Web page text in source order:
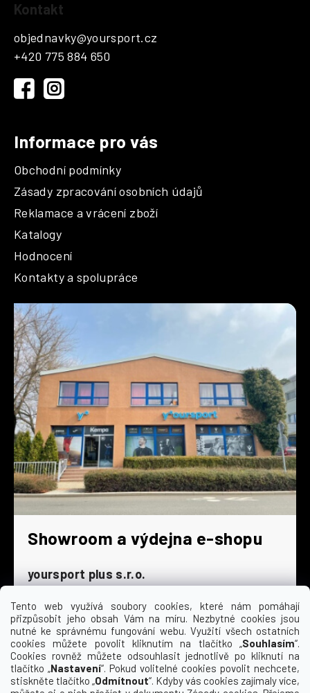
Tento web využívá soubory cookies, které nám pomáhají
přizpůsobit jeho obsah Vám na míru. Nezbytné cookies jsou
nutné ke správnému fungování webu. Využití všech ostatních
cookies můžete povolit kliknutím na tlačítko „Souhlasím“.
Cookies rovněž můžete odsouhlasit jednotlivě po kliknutí na
tlačítko „Nastavení“. Pokud volitelné cookies povolit nechcete,
stiskněte tlačítko „Odmítnout“. Kdyby vás cookies zajímaly více,
Kontakt
objednavky@yoursport.cz
+420 775 884 650
Informace pro vás
Obchodní podmínky
Zásady zpracování osobních údajů
Reklamace a vrácení zboží
Katalogy
Hodnocení
Kontakty a spolupráce
Showroom a výdejna e-shopu
yoursport plus s.r.o.
Dyjská 845/4
196 00 Praha 9 - Čakovice
Po - Čt
9:00 - 16:30
Pá
9:00 - 15:30
So
zavřeno
Ne
zavřeno